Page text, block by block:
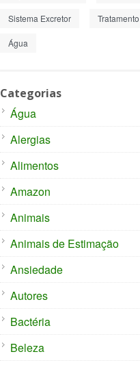
Sistema Excretor Tratamento
Água
Categorias
Água
Alergias
Alimentos
Amazon
Animais
Animais de Estimação
Ansiedade
Autores
Bactéria
Beleza